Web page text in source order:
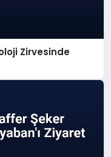
Zirvesinde